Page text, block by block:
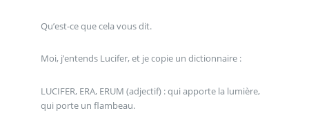
Qu’est-ce que cela vous dit.
Moi, j’entends Lucifer, et je copie un dictionnaire :
LUCIFER, ERA, ERUM (adjectif) : qui apporte la lumière,
qui porte un flambeau.